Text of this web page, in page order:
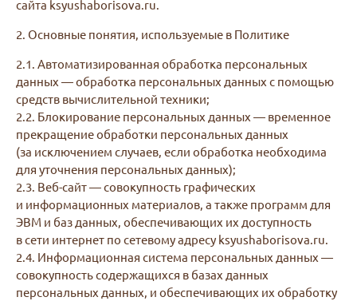
сайта ksyushaborisova.ru.
2. Основные понятия, используемые в Политике
2.1. Автоматизированная обработка персональных
данных — обработка персональных данных с помощью
средств вычислительной техники;
2.2. Блокирование персональных данных — временное
прекращение обработки персональных данных
(за исключением случаев, если обработка необходима
для уточнения персональных данных);
2.3. Веб-сайт — совокупность графических
и информационных материалов, а также программ для
ЭВМ и баз данных, обеспечивающих их доступность
в сети интернет по сетевому адресу ksyushaborisova.ru.
2.4. Информационная система персональных данных —
совокупность содержащихся в базах данных
персональных данных, и обеспечивающих их обработку